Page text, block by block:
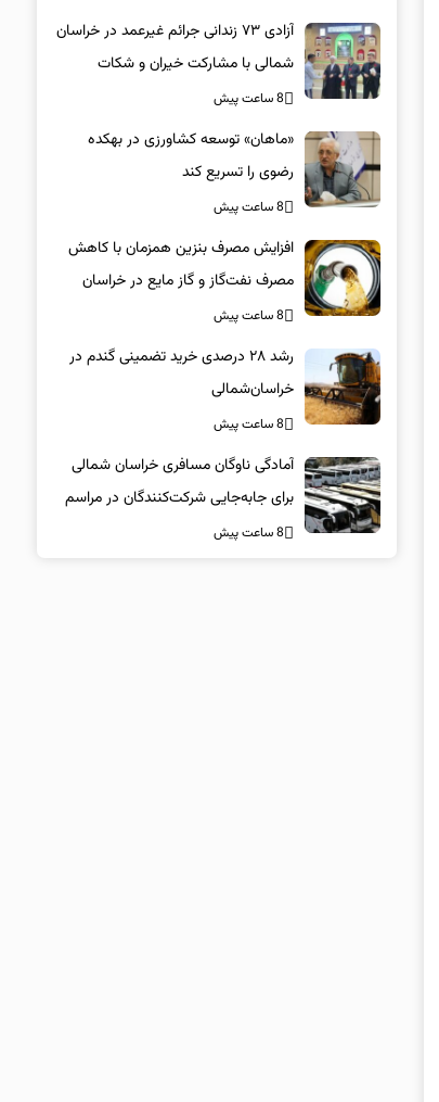
آزادی ۷۳ زندانی جرائم غیرعمد در خراسان
شمالی با مشارکت خیران و شکات
8 ساعت پیش
«ماهان» توسعه کشاورزی در بهکده
رضوی را تسریع کند
8 ساعت پیش
افزایش مصرف بنزین همزمان با کاهش
مصرف نفت‌گاز و گاز مایع در خراسان
شمالی
8 ساعت پیش
رشد ۲۸ درصدی خرید تضمینی گندم در
خراسان‌شمالی
8 ساعت پیش
آمادگی ناوگان مسافری خراسان شمالی
برای جابه‌جایی شرکت‌کنندگان در مراسم
تشییع پیکر مطهر امام شهید
8 ساعت پیش